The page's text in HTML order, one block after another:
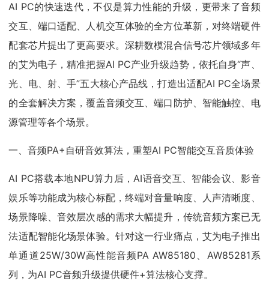
AI PC的快速迭代，不仅是算力性能的升级，更带来了音频
交互、端口适配、人机交互体验的全方位革新，对终端硬件
配套芯片提出了更高要求。深耕数模混合信号芯片领域多年
的艾为电子，精准把握AI PC产业升级趋势，依托自身“声、
光、电、射、手”五大核心产品线，打造出适配AI PC全场景
的全套解决方案，覆盖音频交互、端口防护、智能触控、电
源管理等各个场景。
一、音频PA+自研音效算法，重塑AI PC智能交互音质体验
AI PC搭载本地NPU算力后，AI语音交互、智能会议、影音
娱乐等功能成为核心标配，终端对音量响度、人声清晰度、
场景降噪、音效层次感的需求大幅提升，传统音频方案已无
法适配智能化场景体验。针对这一行业痛点，艾为电子推出
单通道25W/30W高性能音频PA AW85180、AW85281系
列，为AI PC音频升级提供硬件+算法核心支撑。